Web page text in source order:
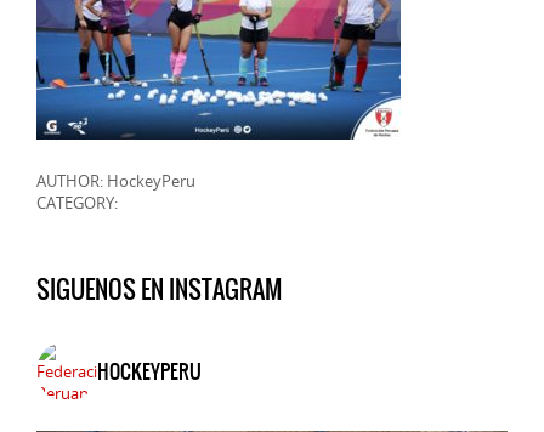
AUTHOR: HockeyPeru
CATEGORY:
SIGUENOS EN INSTAGRAM
HOCKEYPERU